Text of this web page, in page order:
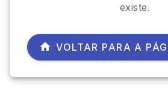
existe.
VOLTAR PARA A